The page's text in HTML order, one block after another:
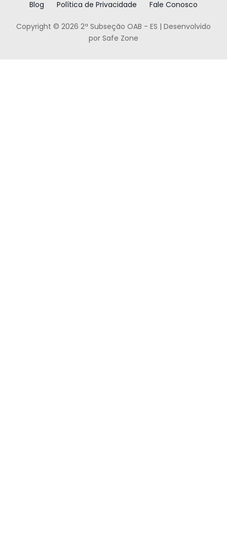
Blog Política de Privacidade Fale Conosco
Copyright © 2026 2ª Subseção OAB - ES | Desenvolvido
por Safe Zone